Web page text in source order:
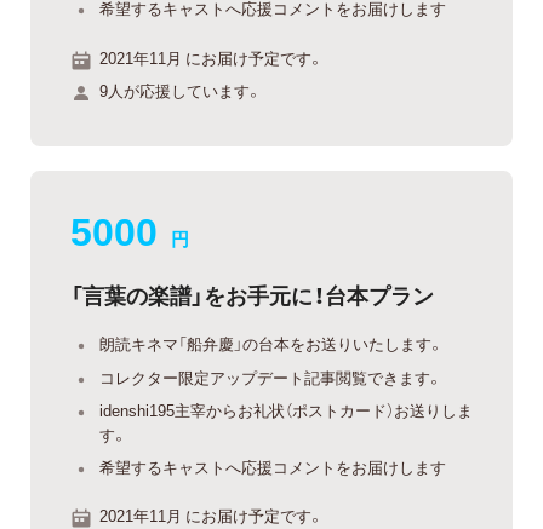
希望するキャストへ応援コメントをお届けします
2021年11月 にお届け予定です。
9人が応援しています。
5000 円
「言葉の楽譜」をお手元に！台本プラン
朗読キネマ「船弁慶」の台本をお送りいたします。
コレクター限定アップデート記事閲覧できます。
idenshi195主宰からお礼状（ポストカード）お送りしま
す。
希望するキャストへ応援コメントをお届けします
2021年11月 にお届け予定です。